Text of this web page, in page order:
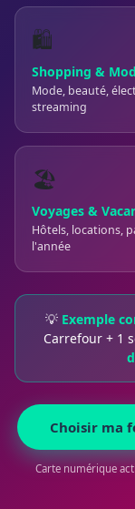
🛍️
Shopping &
Mode, beauté,
streaming
🏖️
Voyages &
Hôtels, locations,
l'année
💡 Exemple
Carrefour + 1
Choisir ma
Carte numérique